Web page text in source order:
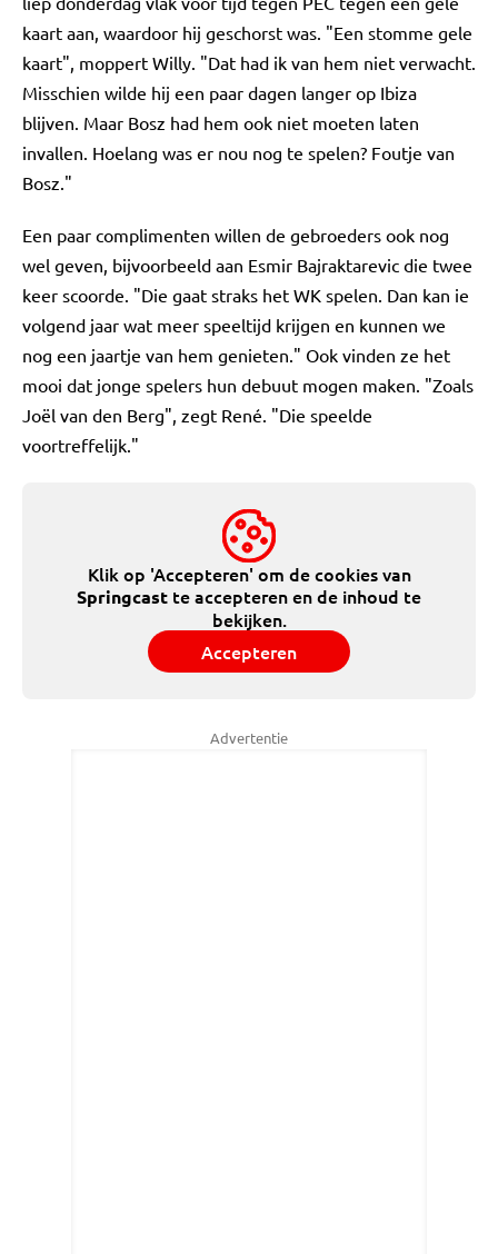
kaart aan, waardoor hij geschorst was. "Een stomme gele
kaart", moppert Willy. "Dat had ik van hem niet verwacht.
Misschien wilde hij een paar dagen langer op Ibiza
blijven. Maar Bosz had hem ook niet moeten laten
invallen. Hoelang was er nou nog te spelen? Foutje van
Bosz."
Een paar complimenten willen de gebroeders ook nog
wel geven, bijvoorbeeld aan Esmir Bajraktarevic die twee
keer scoorde. "Die gaat straks het WK spelen. Dan kan ie
volgend jaar wat meer speeltijd krijgen en kunnen we
nog een jaartje van hem genieten." Ook vinden ze het
mooi dat jonge spelers hun debuut mogen maken. "Zoals
Joël van den Berg", zegt René. "Die speelde
voortreffelijk."
Klik op 'Accepteren' om de cookies van
Springcast te accepteren en de inhoud te
bekijken.
Accepteren
Advertentie